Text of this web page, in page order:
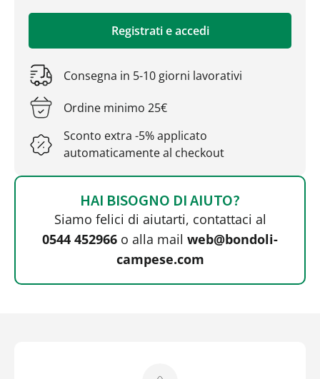
Registrati e accedi
Consegna in 5-10 giorni lavorativi
Ordine minimo 25€
Sconto extra -5% applicato
automaticamente al checkout
HAI BISOGNO DI AIUTO?
Siamo felici di aiutarti, contattaci al
0544 452966 o alla mail web@bondoli-
campese.com